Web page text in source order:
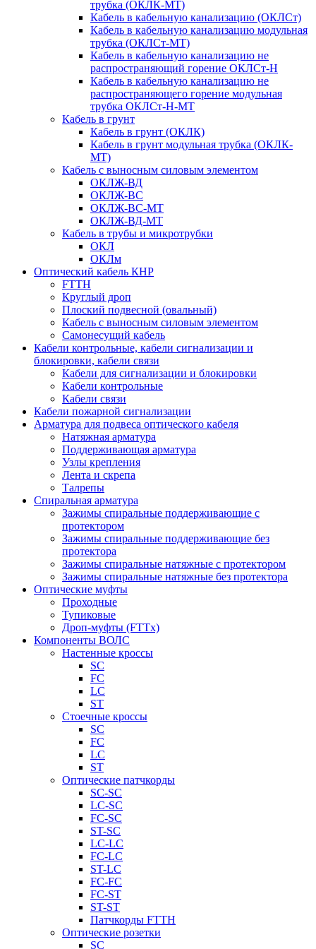
трубка (ОКЛК-МТ)
Кабель в кабельную канализацию (ОКЛСт)
Кабель в кабельную канализацию модульная
трубка (ОКЛСт-МТ)
Кабель в кабельную канализацию не
распространяющий горение ОКЛСт-Н
Кабель в кабельную канализацию не
распространяющего горение модульная
трубка ОКЛСт-Н-МТ
Кабель в грунт
Кабель в грунт (ОКЛК)
Кабель в грунт модульная трубка (ОКЛК-
МТ)
Кабель с выносным силовым элементом
ОКЛЖ-ВД
ОКЛЖ-ВС
ОКЛЖ-ВС-МТ
ОКЛЖ-ВД-МТ
Кабель в трубы и микротрубки
ОКЛ
ОКЛм
Оптический кабель КНР
FTTH
Круглый дроп
Плоский подвесной (овальный)
Кабель с выносным силовым элементом
Самонесущий кабель
Кабели контрольные, кабели сигнализации и
блокировки, кабели связи
Кабели для сигнализации и блокировки
Кабели контрольные
Кабели связи
Кабели пожарной сигнализации
Арматура для подвеса оптического кабеля
Натяжная арматура
Поддерживающая арматура
Узлы крепления
Лента и скрепа
Талрепы
Спиральная арматура
Зажимы спиральные поддерживающие с
протектором
Зажимы спиральные поддерживающие без
протектора
Зажимы спиральные натяжные с протектором
Зажимы спиральные натяжные без протектора
Оптические муфты
Проходные
Тупиковые
Дроп-муфты (FTTx)
Компоненты ВОЛС
Настенные кроссы
SC
FC
LC
ST
Стоечные кроссы
SC
FC
LC
ST
Оптические патчкорды
SC-SC
LC-SC
FC-SC
ST-SC
LC-LC
FC-LC
ST-LC
FC-FC
FC-ST
ST-ST
Патчкорды FTTH
Оптические розетки
SC